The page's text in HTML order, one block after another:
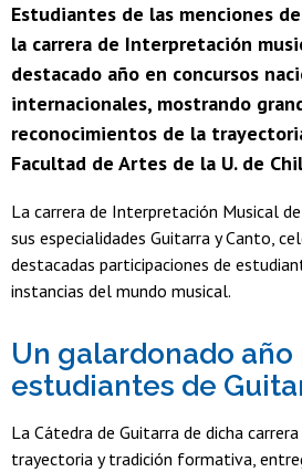
Estudiantes de las menciones
la carrera de Interpretación
destacado año en concursos
internacionales, mostrando
reconocimientos de la
Facultad de Artes de la U. de
La carrera de Interpretación Musical
sus especialidades Guitarra y Canto,
destacadas participaciones de
instancias del mundo musical.
Un galardonado año
estudiantes de
La Cátedra de Guitarra de dicha
trayectoria y tradición formativa,